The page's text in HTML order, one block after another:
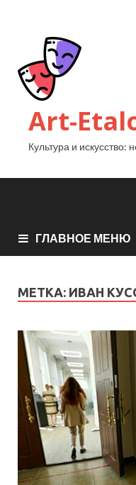
Art-
Культура и искусство:
ГЛАВНОЕ МЕНЮ
МЕТКА: ИВАН